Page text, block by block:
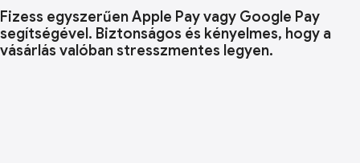
Fizess egyszerűen Apple Pay vagy Google Pay
segítségével. Biztonságos és kényelmes, hogy a
vásárlás valóban stresszmentes legyen.